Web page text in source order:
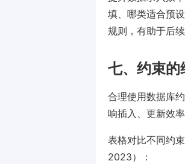
填、哪类适合预
规则，有助于后
七、约束的
合理使用数据库
响插入、更新效
表格对比不同约
2023）：